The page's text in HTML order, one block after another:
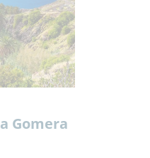
Gomera